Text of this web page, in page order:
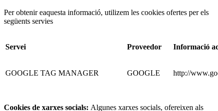
Per obtenir eaquesta informació, utilizem les cookies ofertes per els
següents servies
Servei Proveedor Informació
GOOGLE TAG MANAGER GOOGLE http://
Cookies de xarxes socials: Algunes xarxes socials, ofereixen als